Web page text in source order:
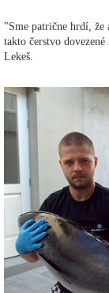
"Sme patrične hrdí, že
takto čerstvo
Lekeš.